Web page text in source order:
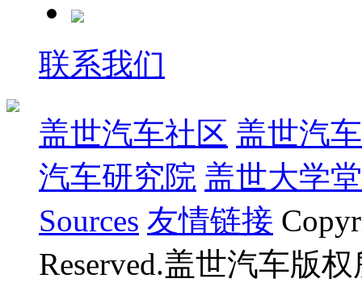
联系我们
盖世汽车社区 盖世汽
汽车研究院 盖世大学堂
Sources 友情链接
Reserved.盖世汽车版